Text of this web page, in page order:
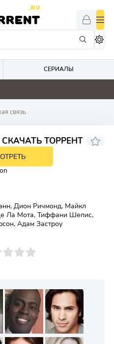
.RU
СЕРИАЛЫ
0 0
связь
ТОРРЕНТ
Дион Ричмонд, Майкл
Ла Мота, Тиффани Шепис,
Адам Застроу